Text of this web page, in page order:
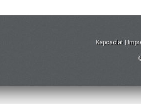
Kapcsolat |